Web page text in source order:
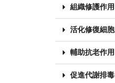
組織修護作用
活化修復細胞
輔助抗老作用
促進代謝排毒